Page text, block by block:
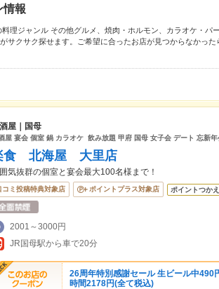
情報
料理ジャンル その他グルメ 焼肉・ホルモン カラオケ・パ
サクサク探せます。ご希望に合ったお店が見つからなかった
屋｜国母
屋 宴会 個室 鍋 カラオケ 飲み放題 甲府 国母 女子会 デート 忘新年
食 北海屋 大里店
気抜群の個室と宴会最大100名様まで！
コミ投稿特典対象店 ポイントプラス対象店 ポイントつか
2001～3000円
JR国母駅から車で20分
26周年特別感謝セール 生ビール中490
時間2178円(全て税込)